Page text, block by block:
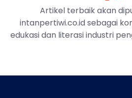
Artikel terbaik akan
intanpertiwi.co.id sebagai
edukasi dan literasi industri